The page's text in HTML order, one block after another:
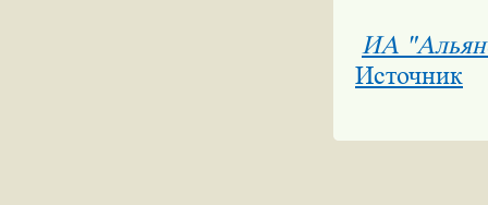
ИА
Источник